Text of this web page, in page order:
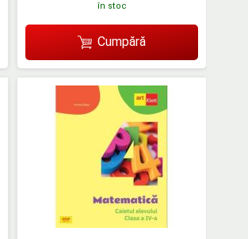
în stoc
Cumpără